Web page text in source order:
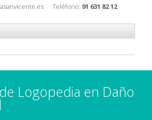
Teléfono: 91 631 82 12
Logopedia en Daño